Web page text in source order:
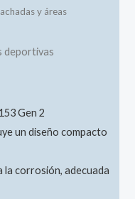
y áreas
deportivas
Gen 2
un diseño compacto
la corrosión, adecuada